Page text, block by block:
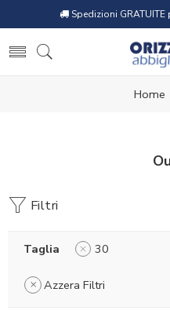
Spedizioni
Home
Filtri
Taglia 30
Azzera Filtri